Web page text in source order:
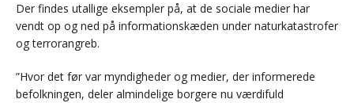
Der findes utallige eksempler på, at de sociale medier har
vendt op og ned på informationskæden under naturkatastrofer
og terrorangreb.
”Hvor det før var myndigheder og medier, der informerede
befolkningen, deler almindelige borgere nu værdifuld